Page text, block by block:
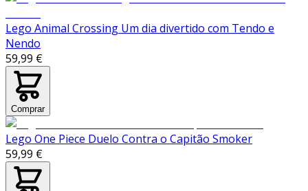
Lego Animal Crossing Um dia divertido com Tendo e
Nendo
59,99 €
Comprar
Lego One Piece Duelo Contra o Capitão Smoker
59,99 €